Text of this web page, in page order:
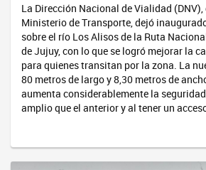
La Dirección Nacional de Vialidad (DNV),
Ministerio de Transporte, dejó
sobre el río Los Alisos de la Ruta
de Jujuy, con lo que se logró mejorar la
para quienes transitan por la zona. La
80 metros de largo y 8,30 metros de
aumenta considerablemente la
amplio que el anterior y al tener un